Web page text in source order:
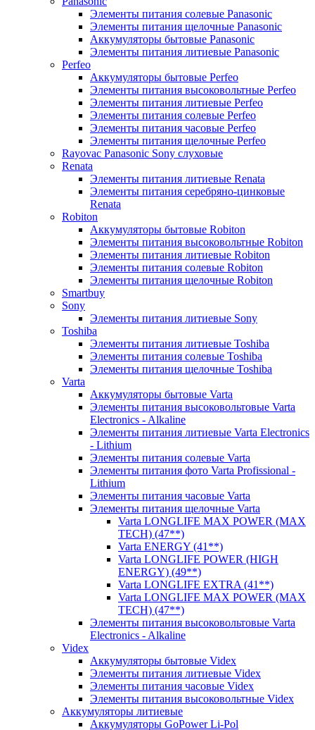
Элементы питания солевые Panasonic
Элементы питания щелочные Panasonic
Аккумуляторы бытовые Panasonic
Элементы питания литиевые Panasonic
Perfeo
Аккумуляторы бытовые Perfeo
Элементы питания высоковольтные Perfeo
Элементы питания литиевые Perfeo
Элементы питания солевые Perfeo
Элементы питания часовые Perfeo
Элементы питания щелочные Perfeo
Rayovac Panasonic Sony слуховые
Renata
Элементы питания литиевые Renata
Элементы питания серебряно-цинковые
Renata
Robiton
Аккумуляторы бытовые Robiton
Элементы питания высоковольтные Robiton
Элементы питания литиевые Robiton
Элементы питания солевые Robiton
Элементы питания щелочные Robiton
Smartbuy
Sony
Элементы питания литиевые Sony
Toshiba
Элементы питания литиевые Toshiba
Элементы питания солевые Toshiba
Элементы питания щелочные Toshiba
Varta
Аккумуляторы бытовые Varta
Элементы питания высоковольтовые Varta
Electronics - Alkaline
Элементы питания литиевые Varta Electronics
- Lithium
Элементы питания солевые Varta
Элементы питания фото Varta Profissional -
Lithium
Элементы питания часовые Varta
Элементы питания щелочные Varta
Varta LONGLIFE MAX POWER (MAX
TECH) (47**)
Varta ENERGY (41**)
Varta LONGLIFE POWER (HIGH
ENERGY) (49**)
Varta LONGLIFE EXTRA (41**)
Varta LONGLIFE MAX POWER (MAX
TECH) (47**)
Элементы питания высоковольтовые Varta
Electronics - Alkaline
Videx
Аккумуляторы бытовые Videx
Элементы питания литиевые Videx
Элементы питания часовые Videx
Элементы питания высоковольтные Videx
Аккумуляторы литиевые
Аккумуляторы GoPower Li-Pol